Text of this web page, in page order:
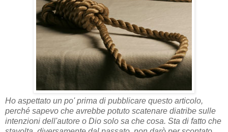
Ho aspettato un po' prima di pubblicare questo articolo,
perché sapevo che avrebbe potuto scatenare diatribe sulle
intenzioni dell'autore o Dio solo sa che cosa. Sta di fatto che